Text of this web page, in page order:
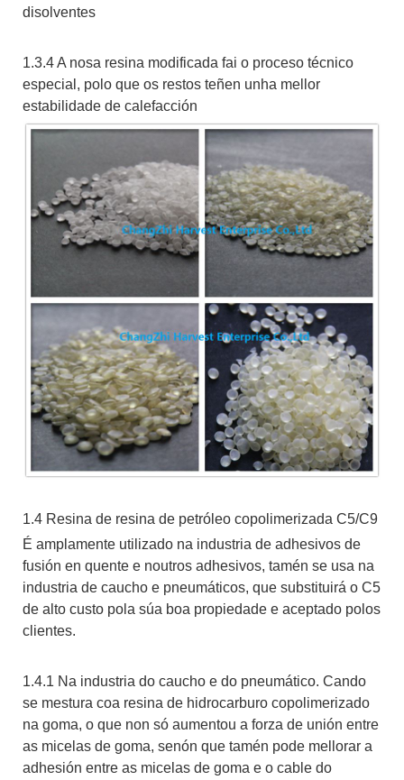
disolventes
1.3.4 A nosa resina modificada fai o proceso técnico
especial, polo que os restos teñen unha mellor
estabilidade de calefacción
1.4 Resina de resina de petróleo copolimerizada C5/C9
É amplamente utilizado na industria de adhesivos de
fusión en quente e noutros adhesivos, tamén se usa na
industria de caucho e pneumáticos, que substituirá o C5
de alto custo pola súa boa propiedade e aceptado polos
clientes.
1.4.1 Na industria do caucho e do pneumático. Cando
se mestura coa resina de hidrocarburo copolimerizado
na goma, o que non só aumentou a forza de unión entre
as micelas de goma, senón que tamén pode mellorar a
adhesión entre as micelas de goma e o cable do